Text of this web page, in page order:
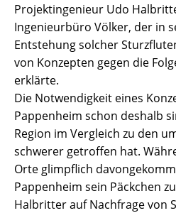
Projektingenieur Udo
Ingenieurbüro Völker, der in
Entstehung solcher
von Konzepten gegen die
erklärte.
Die Notwendigkeit eines
Pappenheim schon deshalb
Region im Vergleich zu den
schwerer getroffen hat.
Orte glimpflich
Pappenheim sein Päckchen
Halbritter auf Nachfrage von